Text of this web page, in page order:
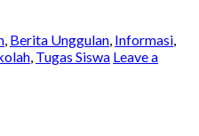
Berita Unggulan Informasi
Tugas Siswa Leave a